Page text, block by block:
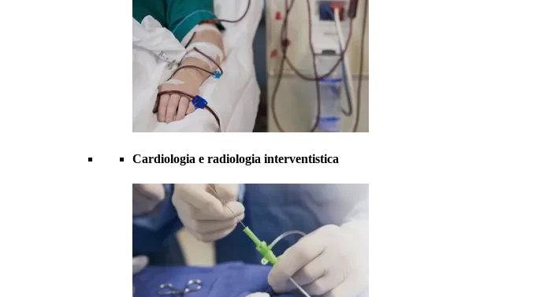
Cardiologia e radiologia interventistica